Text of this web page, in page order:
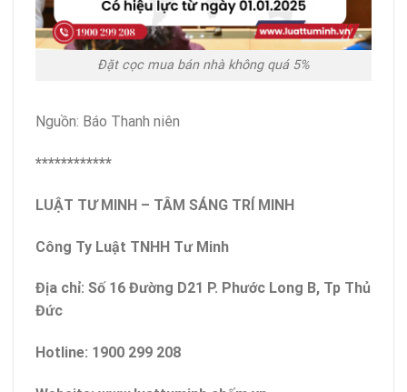
Đặt cọc mua bán nhà không quá 5%
Nguồn: Báo Thanh niên
************
LUẬT TƯ MINH – TÂM SÁNG TRÍ MINH
Công Ty Luật TNHH Tư Minh
Địa chỉ: Số 16 Đường D21 P. Phước Long B, Tp Thủ
Đức
Hotline: 1900 299 208